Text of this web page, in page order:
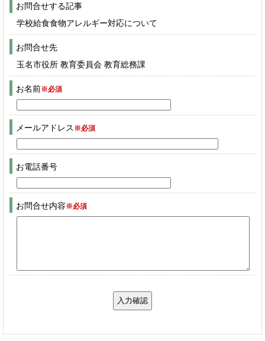
お問合せする記事
学校給食食物アレルギー対応について
お問合せ先
玉名市役所 教育委員会 教育総務課
お名前※必須
メールアドレス ※必須
お電話番号
お問合せ内容※必須